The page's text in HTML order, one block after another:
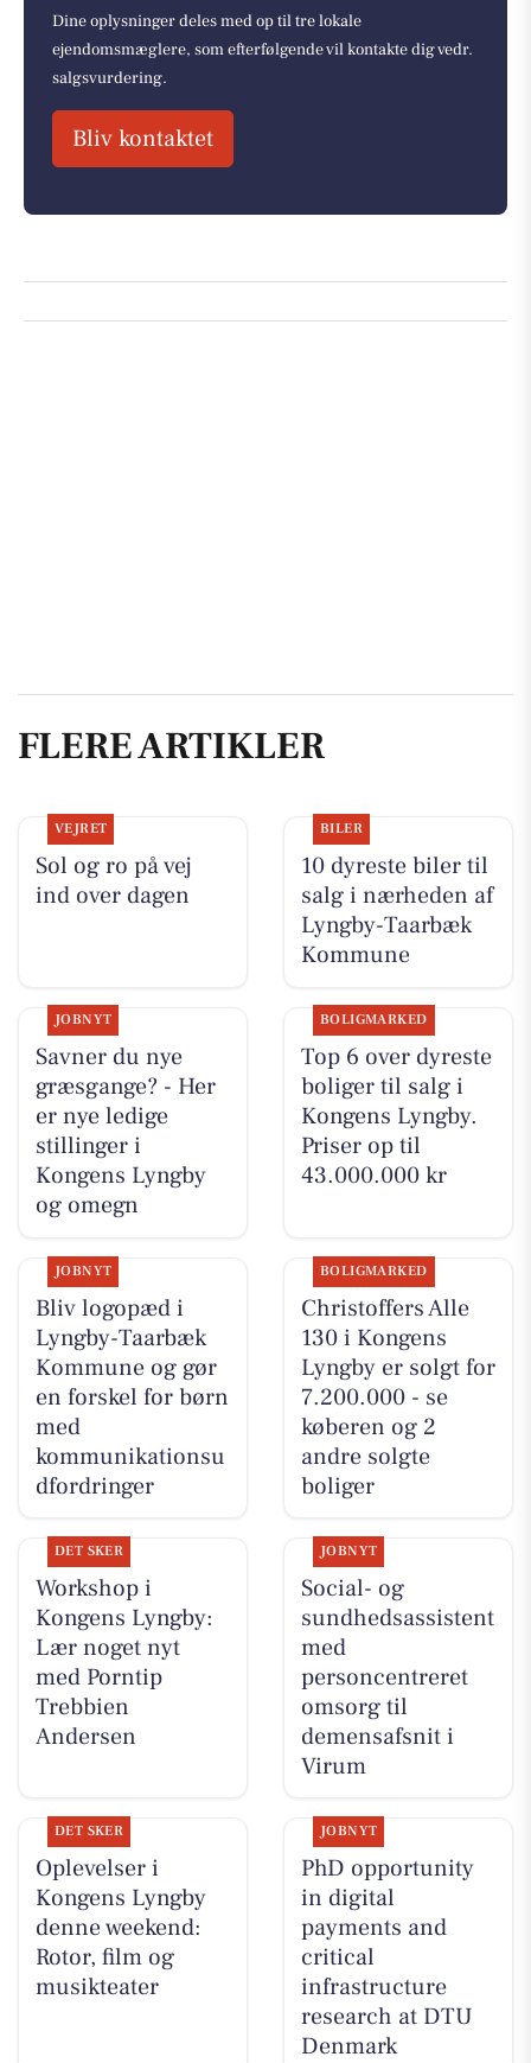
Dine oplysninger deles med op til tre lokale
ejendomsmæglere, som efterfølgende vil kontakte dig vedr.
salgsvurdering.
Bliv kontaktet
FLERE ARTIKLER
VEJRET
Sol og ro på vej
ind over dagen
BILER
10 dyreste biler til
salg i nærheden af
Lyngby-Taarbæk
Kommune
JOBNYT
Savner du nye
græsgange? - Her
er nye ledige
stillinger i
Kongens Lyngby
og omegn
BOLIGMARKED
Top 6 over dyreste
boliger til salg i
Kongens Lyngby.
Priser op til
43.000.000 kr
JOBNYT
Bliv logopæd i
Lyngby-Taarbæk
Kommune og gør
en forskel for børn
med
kommunikationsu
dfordringer
BOLIGMARKED
Christoffers Alle
130 i Kongens
Lyngby er solgt for
7.200.000 - se
køberen og 2
andre solgte
boliger
DET SKER
Workshop i
Kongens Lyngby:
Lær noget nyt
med Porntip
Trebbien
Andersen
JOBNYT
Social- og
sundhedsassistent
med
personcentreret
omsorg til
demensafsnit i
Virum
DET SKER
Oplevelser i
Kongens Lyngby
denne weekend:
Rotor, film og
musikteater
JOBNYT
PhD opportunity
in digital
payments and
critical
infrastructure
research at DTU
Denmark